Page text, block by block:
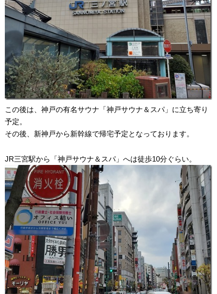
この後は、神戸の有名サウナ「神戸サウナ＆スパ」に立ち寄り
予定。
その後、新神戸から新幹線で帰宅予定となっております。
JR三宮駅から「神戸サウナ＆スパ」へは徒歩10分ぐらい。